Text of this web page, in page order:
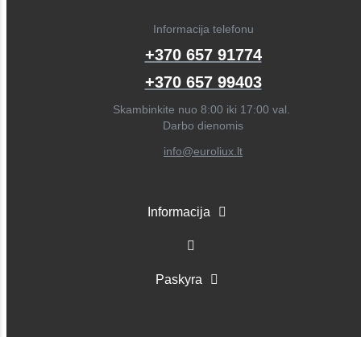
Informacija telefonu
+370 657 91774
+370 657 99403
Skambinkite nuo 8:00 iki 17:00 val.
Darbo dienomis
info@euroliux.lt
Informacija
Paskyra